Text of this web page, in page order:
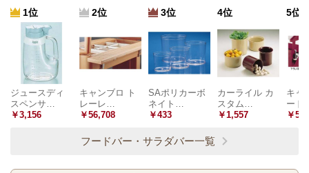
1位
ジュースディ
スペンサ…
￥3,156
2位
キャンブロ ト
レーレ…
￥56,708
3位
SAポリカーボ
ネイト…
￥433
4位
カーライル カ
スタム…
￥1,557
5位
キャ
ード
￥
フードバー・サラダバー一覧